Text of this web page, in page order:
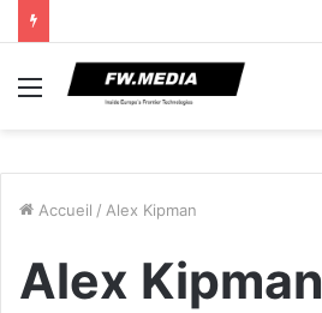
Menu
Accueil / Alex Kipman
Alex Kipman